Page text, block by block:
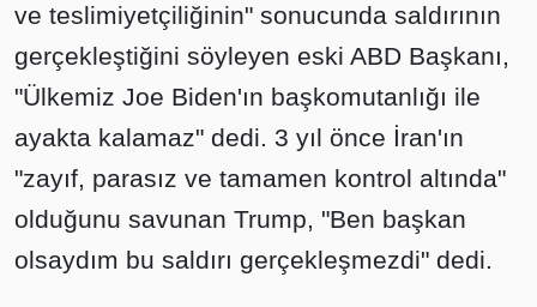
ve teslimiyetçiliğinin" sonucunda saldırının
gerçekleştiğini söyleyen eski ABD Başkanı,
"Ülkemiz Joe Biden'ın başkomutanlığı ile
ayakta kalamaz" dedi. 3 yıl önce İran'ın
"zayıf, parasız ve tamamen kontrol altında"
olduğunu savunan Trump, "Ben başkan
olsaydım bu saldırı gerçekleşmezdi" dedi.